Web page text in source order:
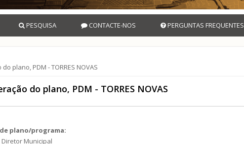
PESQUISA CONTACTE-NOS PERGUNTAS FREQUENTES
plano, PDM - TORRES NOVAS
do plano, PDM - TORRES NOVAS
plano/programa:
Diretor Municipal